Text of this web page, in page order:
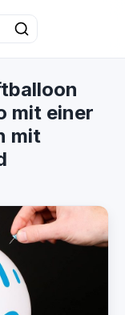
mit einer
mit